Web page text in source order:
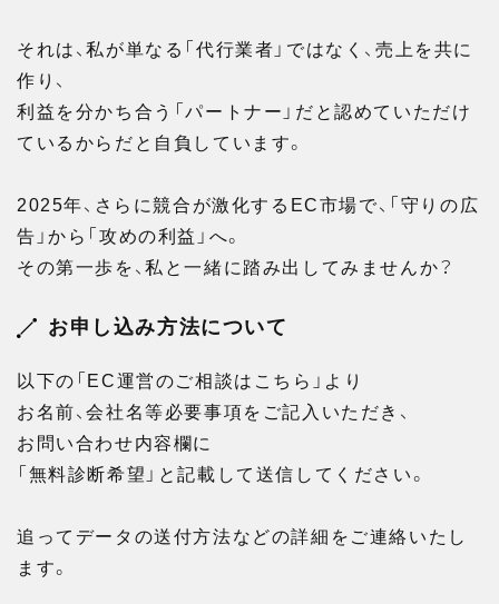
それは、私が単なる「代行業者」ではなく、売上を共に
作り、
利益を分かち合う「パートナー」だと認めていただけ
ているからだと自負しています。
2025年、さらに競合が激化するEC市場で、「守りの広
告」から「攻めの利益」へ。
その第一歩を、私と一緒に踏み出してみませんか？
お申し込み方法について
以下の「EC運営のご相談はこちら」より
お名前、会社名等必要事項をご記入いただき、
お問い合わせ内容欄に
「無料診断希望」と記載して送信してください。
追ってデータの送付方法などの詳細をご連絡いたし
ます。